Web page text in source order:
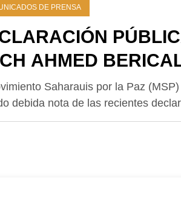
DE PRENSA
AHMED
SECRETARIO
Saharauis por la Paz (MSP)
debida nota de las recientes